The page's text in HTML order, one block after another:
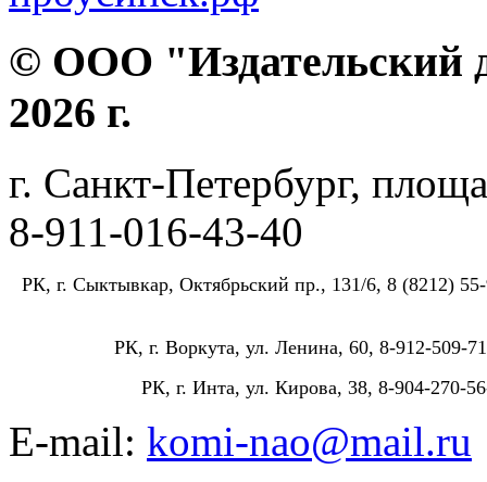
© ООО "Издательский
2026 г.
г. Санкт-Петербург,
8-911-016-43-40
РК, г. Сыктывкар, Октябрьский пр., 131/6, 8 (8212)
РК, г. Воркута, ул. Ленина, 60, 8-912-509-
РК, г. Инта, ул. Кирова, 38, 8-904-270-
E-mail: komi-nao@mail.ru